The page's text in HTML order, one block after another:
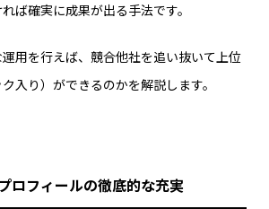
ば確実に成果が出る手法です。
用を行えば、競合他社を追い抜いて上位
入り）ができるのかを解説します。
ロフィールの徹底的な充実